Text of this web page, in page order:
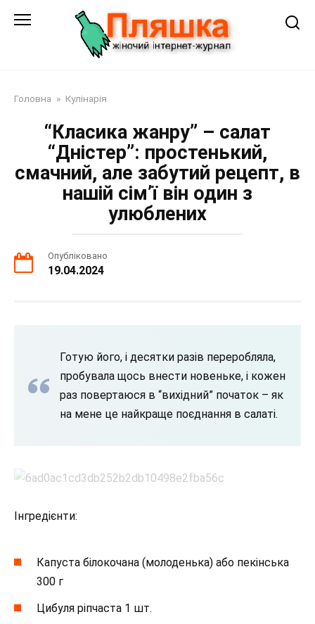
Головна » Кулінарія
“Класика жанру” – салат
“Дністер”: простенький,
смачний, але забутий рецепт, в
нашій сім’ї він один з
улюблених
Опубліковано
19.04.2024
Готую його, і десятки разів переробляла,
пробувала щось внести новеньке, і кожен
раз повертаюся в “вихідний” початок – як
на мене це найкраще поєднання в салаті.
Інгредієнти:
Капуста білокочана (молоденька) або пекінська
300 г
Цибуля ріпчаста 1 шт.